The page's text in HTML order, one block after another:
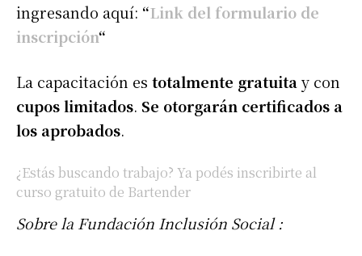
ingresando aquí: “Link del formulario de
inscripción“
La capacitación es totalmente gratuitay con
cupos limitados. Se otorgarán certificados a
los aprobados.
¿Estás buscando trabajo? Ya podés inscribirte al
curso gratuito de Bartender
Sobre la Fundación Inclusión Social :